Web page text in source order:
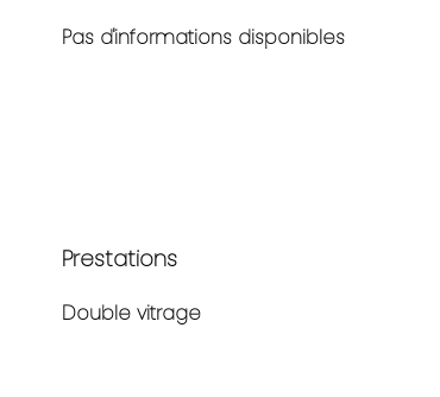
Pas d'informations disponibles
Prestations
Double vitrage